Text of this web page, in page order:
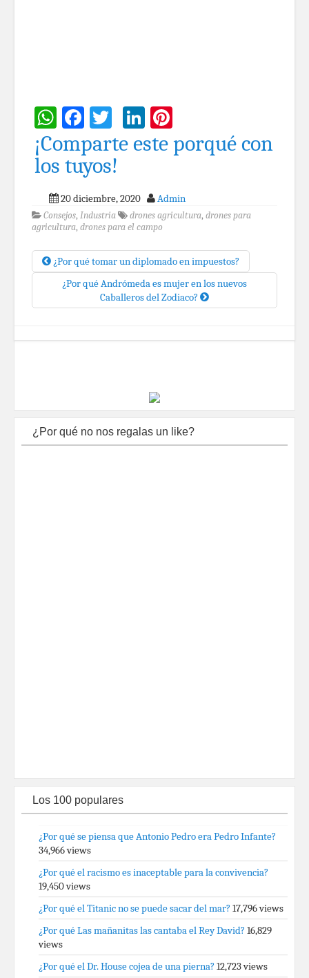
WhatsApp
Facebook
TwitterLinkedIn
¡Comparte este porqué con
los tuyos!
20 diciembre, 2020 Admin
Consejos, Industria drones agricultura, drones para
agricultura, drones para el campo
¿Por qué tomar un diplomado en impuestos?
¿Por qué Andrómeda es mujer en los nuevos
Caballeros del Zodiaco?
¿Por qué no nos regalas un like?
Los 100 populares
¿Por qué se piensa que Antonio Pedro era Pedro Infante?
34,966 views
¿Por qué el racismo es inaceptable para la convivencia?
19,450 views
¿Por qué el Titanic no se puede sacar del mar? 17,796 views
¿Por qué Las mañanitas las cantaba el Rey David? 16,829
views
¿Por qué el Dr. House cojea de una pierna? 12,723 views